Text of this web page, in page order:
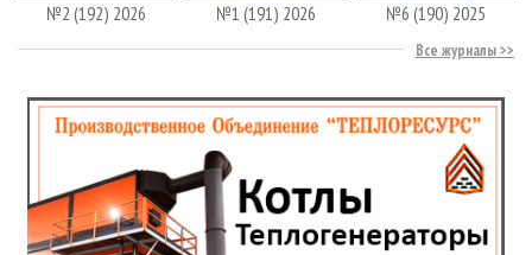
№2 (192) 2026 №1 (191) 2026 №6 (190) 2025
Все журналы